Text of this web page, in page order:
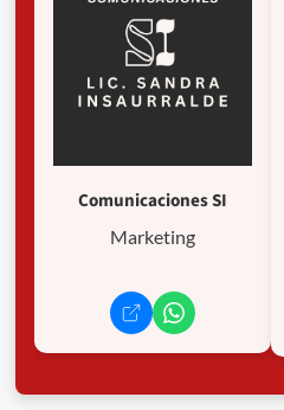
Comunicaciones SI
Marketing